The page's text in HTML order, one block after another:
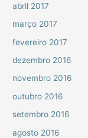
abril 2017
março 2017
fevereiro 2017
dezembro 2016
novembro 2016
outubro 2016
setembro 2016
agosto 2016